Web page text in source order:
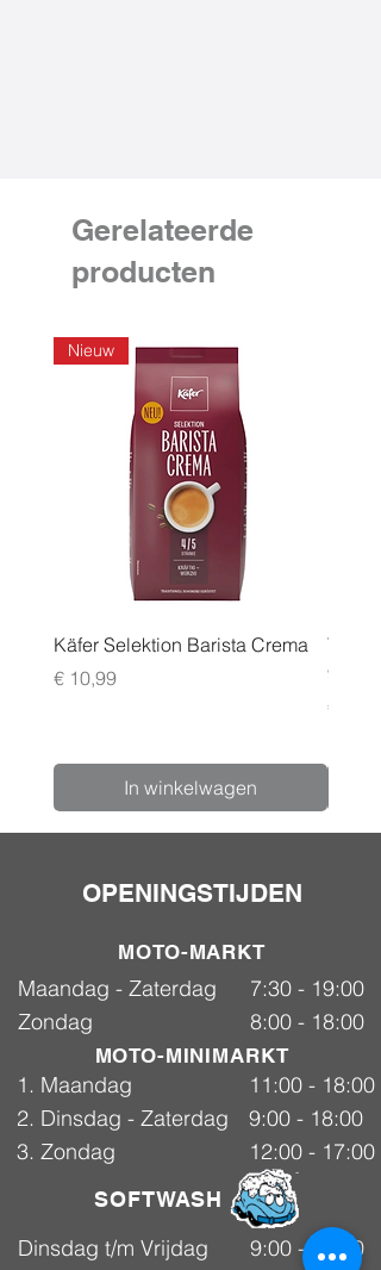
Gerelateerde
producten
Nieuw
Käfer Selektion Barista Crema
Prijs
€ 10,99
In winkelwagen
96
Prijs
€ 24,99
OPENINGSTIJDEN
MOTO-MARKT
Maandag - Zaterdag
7:30 - 19:00
Zondag
8:00 - 18:00
MOTO-MINIMARKT
1. Maandag
11:00 - 18:00
2. Dinsdag - Zaterdag
9:00 - 18:00
3. Zondag
12:00 - 17:00
SOFTWASH
Dinsdag t/m Vrijdag
9:00 - 18:00